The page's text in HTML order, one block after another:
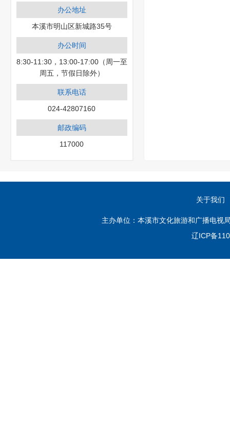
办公地址
本溪市明山区新城路35号
办公时间
8:30-11:30，13:00-17:00（周一至
周五，节假日除外）
联系电话
024-42807160
邮政编码
117000
关于我们
主办单位：本溪市文化旅游和广播电
辽ICP备